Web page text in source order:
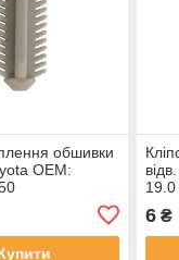
обшивки
OEM:
6 ₴